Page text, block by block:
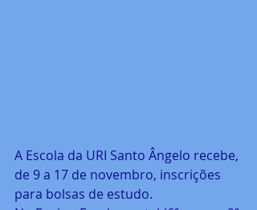
A Escola da URI Santo Ângelo recebe,
de 9 a 17 de novembro, inscrições
para bolsas de estudo.